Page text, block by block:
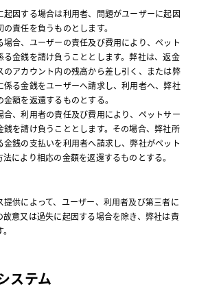
起因する場合は利用者、問題がユーザーに起因
責任を負うものとします。
合、ユーザーの責任及び費用により、ペット
金銭を請け負うこととします。弊社は、返金
のアカウント内の残高から差し引く、または弊
る金銭をユーザーへ請求し、利用者へ、弊社
額を返還するものとする。
合、利用者の責任及び費用により、ペットサー
銭を請け負うこととします。その場合、弊社所
銭の支払いを利用者へ請求し、弊社がペット
により相応の金額を返還するものとする。
供によって、ユーザー、利用者及び第三者に
意又は過失に起因する場合を除き、弊社は責
ステム